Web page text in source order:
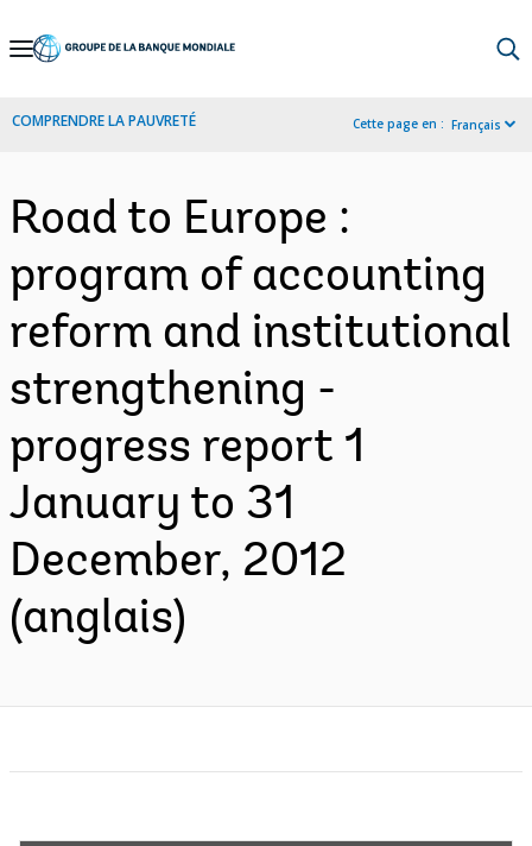
Skip
Navigation
COMPRENDRE LA PAUVRETÉ Cette page en : Français
Road to Europe :
program of accounting
reform and institutional
strengthening -
progress report 1
January to 31
December, 2012
(anglais)